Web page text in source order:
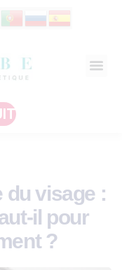
du visage :
il pour
?